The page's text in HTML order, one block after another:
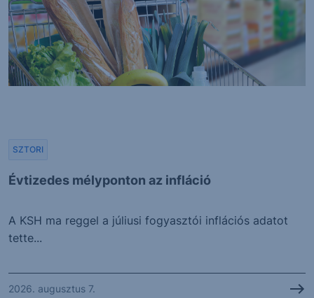
Évtizedes mélyponton az infláció
SZTORI
A KSH ma reggel a júliusi fogyasztói inflációs adatot
tette...
2026. augusztus 7.